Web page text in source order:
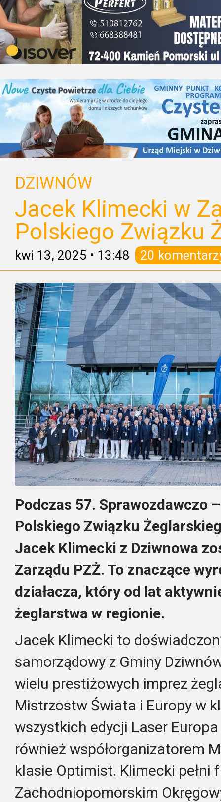
DZIWNÓW
Jacek Klimecki w
Polskiego Związku
kwi 13, 2025 • 13:48 20
Podczas 57. Sprawozdawczo
Polskiego Związku
Jacek Klimecki z Dziwnowa
Zarządu PZŻ. To znaczące
działacza, który od lat
żeglarstwa w regionie.
Jacek Klimecki to
samorządowy z Gminy
wielu prestiżowych imprez
Mistrzostw Świata i Europy w
wszystkich edycji Laser
również współorganizatorem
klasie Optimist. Klimecki pełni
Zachodniopomorskim